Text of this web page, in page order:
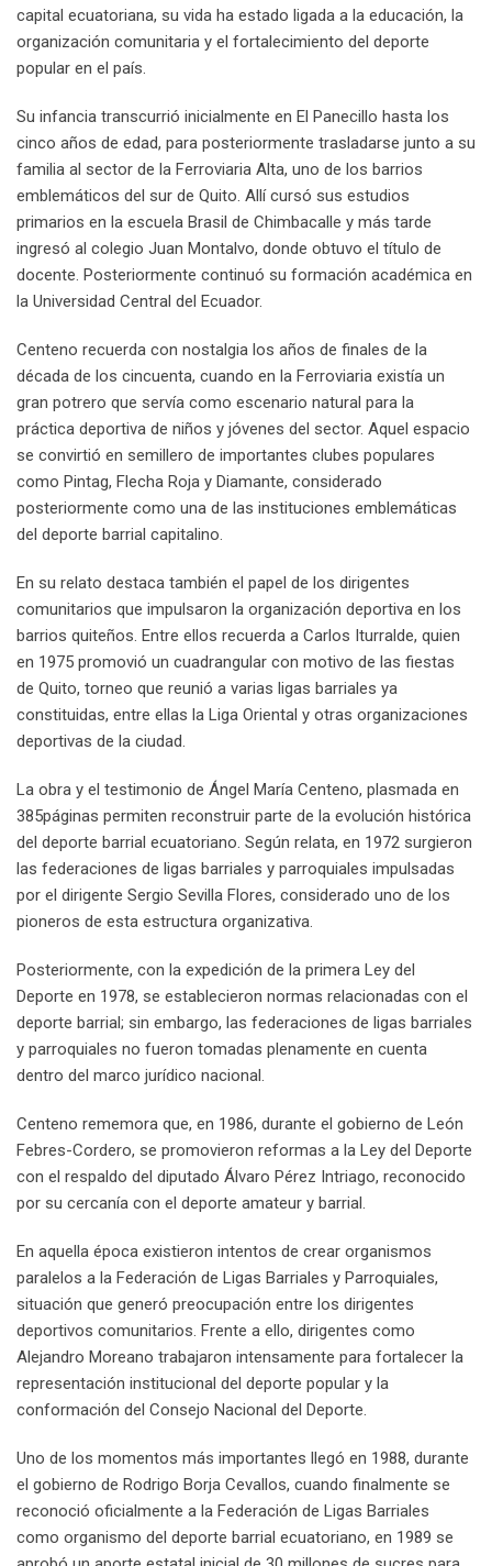
capital ecuatoriana, su vida ha estado ligada a la educación, la
organización comunitaria y el fortalecimiento del deporte
popular en el país.
Su infancia transcurrió inicialmente en El Panecillo hasta los
cinco años de edad, para posteriormente trasladarse junto a su
familia al sector de la Ferroviaria Alta, uno de los barrios
emblemáticos del sur de Quito. Allí cursó sus estudios
primarios en la escuela Brasil de Chimbacalle y más tarde
ingresó al colegio Juan Montalvo, donde obtuvo el título de
docente. Posteriormente continuó su formación académica en
la Universidad Central del Ecuador.
Centeno recuerda con nostalgia los años de finales de la
década de los cincuenta, cuando en la Ferroviaria existía un
gran potrero que servía como escenario natural para la
práctica deportiva de niños y jóvenes del sector. Aquel espacio
se convirtió en semillero de importantes clubes populares
como Pintag, Flecha Roja y Diamante, considerado
posteriormente como una de las instituciones emblemáticas
del deporte barrial capitalino.
En su relato destaca también el papel de los dirigentes
comunitarios que impulsaron la organización deportiva en los
barrios quiteños. Entre ellos recuerda a Carlos Iturralde, quien
en 1975 promovió un cuadrangular con motivo de las fiestas
de Quito, torneo que reunió a varias ligas barriales ya
constituidas, entre ellas la Liga Oriental y otras organizaciones
deportivas de la ciudad.
La obra y el testimonio de Ángel María Centeno, plasmada en
385páginas permiten reconstruir parte de la evolución histórica
del deporte barrial ecuatoriano. Según relata, en 1972 surgieron
las federaciones de ligas barriales y parroquiales impulsadas
por el dirigente Sergio Sevilla Flores, considerado uno de los
pioneros de esta estructura organizativa.
Posteriormente, con la expedición de la primera Ley del
Deporte en 1978, se establecieron normas relacionadas con el
deporte barrial; sin embargo, las federaciones de ligas barriales
y parroquiales no fueron tomadas plenamente en cuenta
dentro del marco jurídico nacional.
Centeno rememora que, en 1986, durante el gobierno de León
Febres-Cordero, se promovieron reformas a la Ley del Deporte
con el respaldo del diputado Álvaro Pérez Intriago, reconocido
por su cercanía con el deporte amateur y barrial.
En aquella época existieron intentos de crear organismos
paralelos a la Federación de Ligas Barriales y Parroquiales,
situación que generó preocupación entre los dirigentes
deportivos comunitarios. Frente a ello, dirigentes como
Alejandro Moreano trabajaron intensamente para fortalecer la
representación institucional del deporte popular y la
conformación del Consejo Nacional del Deporte.
Uno de los momentos más importantes llegó en 1988, durante
el gobierno de Rodrigo Borja Cevallos, cuando finalmente se
reconoció oficialmente a la Federación de Ligas Barriales
como organismo del deporte barrial ecuatoriano, en 1989 se